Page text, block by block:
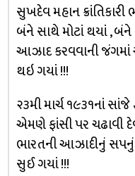
સુખદેવ મહાન
બંને સાથે મોટાં થયાં ,
આઝાદ કરવવાની જંગમાં
થઇ ગયાં !!!
૨૩મી માર્ચ ૧૯૩૧નાં
એમણે ફાંસી પર ચઢાવી
ભારતની આઝાદીનું સપનું
સુઈ ગયાં !!!